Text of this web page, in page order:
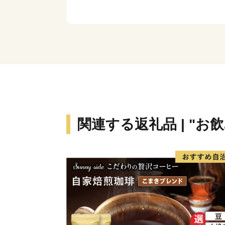
関連する返礼品 | "お